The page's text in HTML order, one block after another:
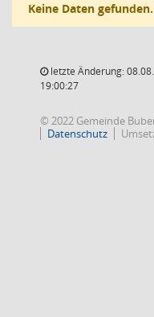
Keine Daten gefunden.
letzte Änderung:
19:00:27
© 2022 Gemeinde
Datenschutz